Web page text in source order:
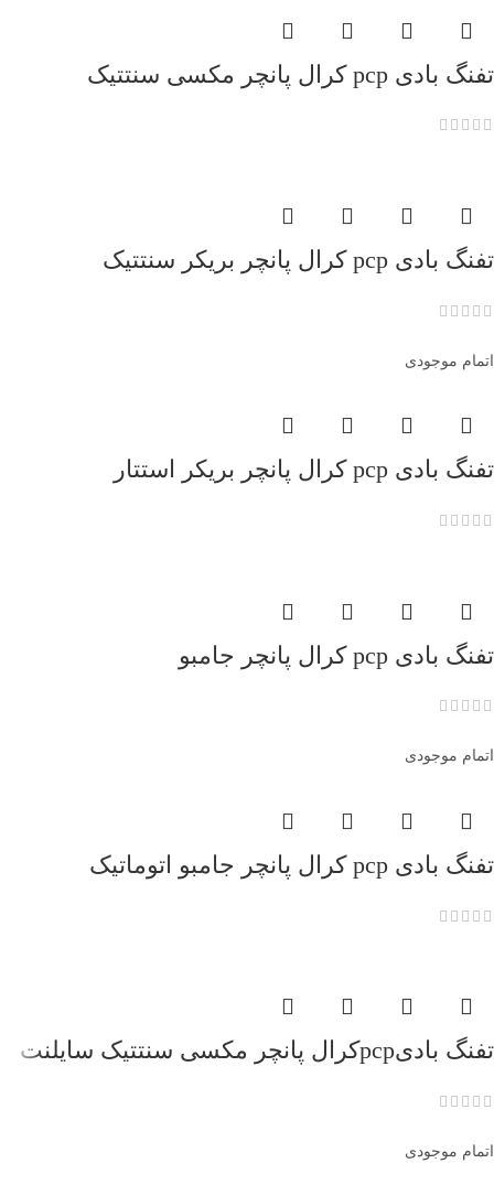
تفنگ بادی pcp کرال پانچر مکسی سنتتیک
تفنگ بادی pcp کرال پانچر بریکر سنتتیک
اتمام موجودی
تفنگ بادی pcp کرال پانچر بریکر استتار
تفنگ بادی pcp کرال پانچر جامبو
اتمام موجودی
تفنگ بادی pcp کرال پانچر جامبو اتوماتیک
تفنگ بادیpcpکرال پانچر مکسی سنتتیک سایلنت
اتمام موجودی